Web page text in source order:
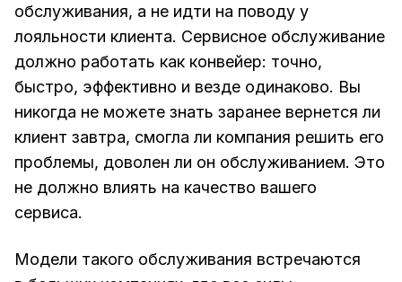
обслуживания, а не идти на поводу у
лояльности клиента. Сервисное обслуживание
должно работать как конвейер: точно,
быстро, эффективно и везде одинаково. Вы
никогда не можете знать заранее вернется ли
клиент завтра, смогла ли компания решить его
проблемы, доволен ли он обслуживанием. Это
не должно влиять на качество вашего
сервиса.
Модели такого обслуживания встречаются